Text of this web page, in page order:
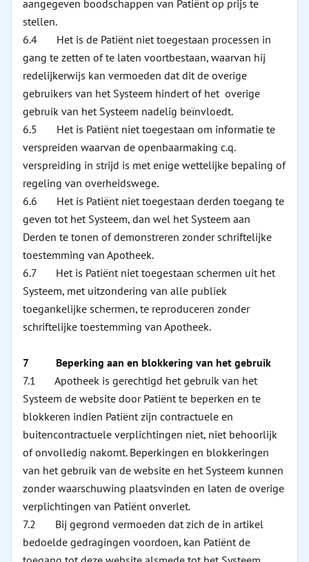
aangegeven boodschappen van Patiënt op prijs te
stellen.
6.4 Het is de Patiënt niet toegestaan processen in
gang te zetten of te laten voortbestaan, waarvan hij
redelijkerwijs kan vermoeden dat dit de overige
gebruikers van het Systeem hindert of het overige
gebruik van het Systeem nadelig beïnvloedt.
6.5 Het is Patiënt niet toegestaan om informatie te
verspreiden waarvan de openbaarmaking c.q.
verspreiding in strijd is met enige wettelijke bepaling of
regeling van overheidswege.
6.6 Het is Patiënt niet toegestaan derden toegang te
geven tot het Systeem, dan wel het Systeem aan
Derden te tonen of demonstreren zonder schriftelijke
toestemming van Apotheek.
6.7 Het is Patiënt niet toegestaan schermen uit het
Systeem, met uitzondering van alle publiek
toegankelijke schermen, te reproduceren zonder
schriftelijke toestemming van Apotheek.
7 Beperking aan en blokkering van het gebruik
7.1 Apotheek is gerechtigd het gebruik van het
Systeem de website door Patiënt te beperken en te
blokkeren indien Patiënt zijn contractuele en
buitencontractuele verplichtingen niet, niet behoorlijk
of onvolledig nakomt. Beperkingen en blokkeringen
van het gebruik van de website en het Systeem kunnen
zonder waarschuwing plaatsvinden en laten de overige
verplichtingen van Patiënt onverlet.
7.2 Bij gegrond vermoeden dat zich de in artikel
bedoelde gedragingen voordoen, kan Patiënt de